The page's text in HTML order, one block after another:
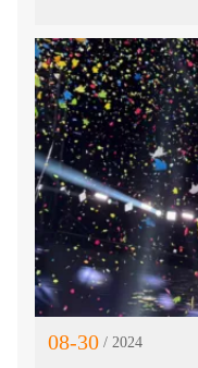
08-30 / 2024